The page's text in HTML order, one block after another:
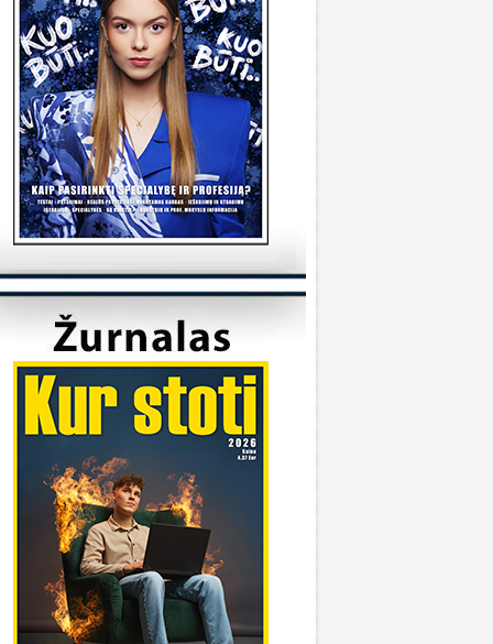
KVK
Utenos kolegija
kada reikėtu kreiptis del užskaitymu
iš pabaigtos kolegijos/profesines
? Ir kur reikia kreiptis? Ačiū
kreiptis reikia prasidėjus studijų metams
katedrą, kuriai priklauso Jūsų studijų programa.
Sandra
Klaipėdos universitetas
metu į Geografijos studijų programą priimti
studentai.
Vilniaus universitetas
diena, dėkojame už laišką. Dėl
studijų plano kreipkitės į
kuriame studijuojate, studijų skyrių.
galite rasti čia:
www.vu.lt/studentams/paslaugos-
akademinis-konsultavimas.
Pasieniečių mokykla
norėjau pasiklaust jeigu turi anglų ir
valstybinį, turi B kategorija, bet gal šiek
fiziškai silpnesnis esi tinkamas tarnybai? Ar
prasme fizo įskaita yra pagrindinis dalykas
į pasieniečių mokyklą?
Lietuvos policijos mokykla
paskambinkite 070060076.